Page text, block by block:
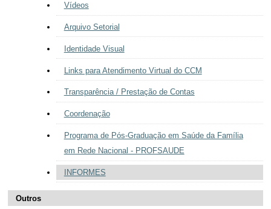
Vídeos
Arquivo Setorial
Identidade Visual
Links para Atendimento Virtual do CCM
Transparência / Prestação de Contas
Coordenação
Programa de Pós-Graduação em Saúde da Família
em Rede Nacional - PROFSAUDE
INFORMES
Outros